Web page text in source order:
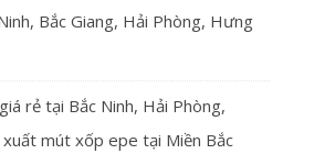
Bắc Giang, Hải Phòng, Hưng
rẻ tại Bắc Ninh, Hải Phòng,
mút xốp epe tại Miền Bắc